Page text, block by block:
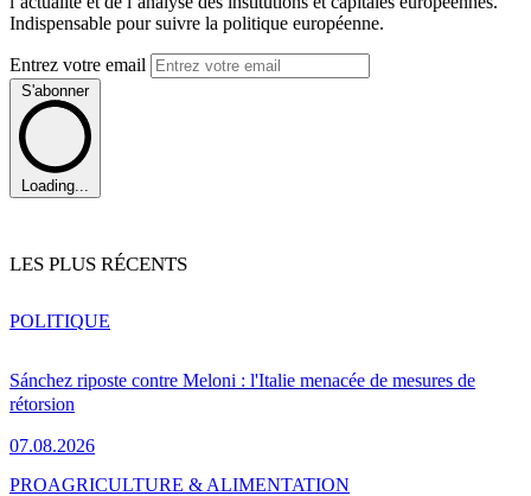
Indispensable pour suivre la politique européenne.
Entrez votre email
S'abonner
Loading...
LES PLUS RÉCENTS
Sánchez riposte contre Meloni : l'Italie menacée de mesures de
rétorsion
07.08.2026
POLITIQUE
PROAGRICULTURE & ALIMENTATION